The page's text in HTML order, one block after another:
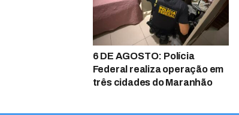
6 DE AGOSTO: Polícia
Federal realiza operação em
três cidades do Maranhão